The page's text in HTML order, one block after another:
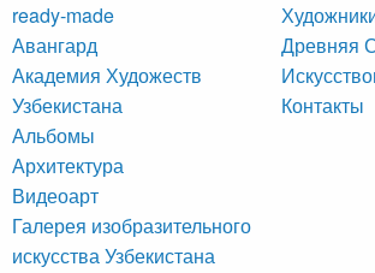
ready-made
Авангард
Академия Художеств
Узбекистана
Альбомы
Архитектура
Видеоарт
Галерея изобразительного
искусства Узбекистана
Древняя
Контакты